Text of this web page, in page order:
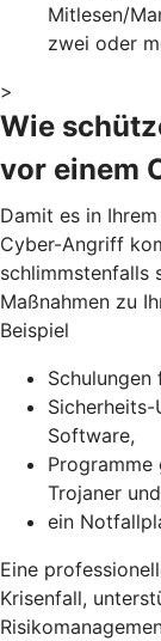
Mitlesen/
zwei oder
>
Wie
vor einem
Damit es in
Cyber-Angriff
schlimmstenfalls
Maßnahmen zu
Beispiel
Schulungen
Software,
Trojaner und
ein
Eine
Krisenfall,